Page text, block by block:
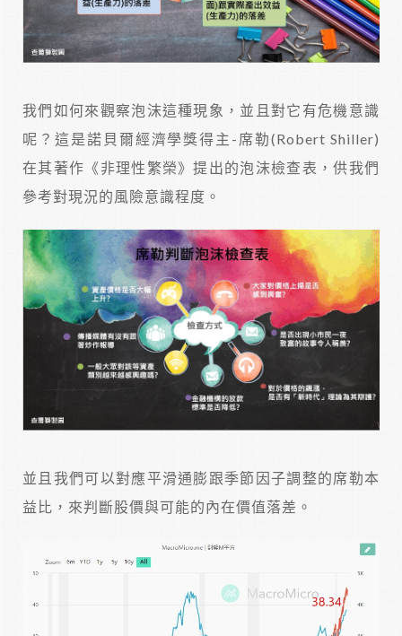
我們如何來觀察泡沫這種現象，並且對它有危機意識
呢？這是諾貝爾經濟學獎得主-席勒(Robert Shiller)
在其著作《非理性繁榮》提出的泡沫檢查表，供我們
參考對現況的風險意識程度。
並且我們可以對應平滑通膨跟季節因子調整的席勒本
益比，來判斷股價與可能的內在價值落差。